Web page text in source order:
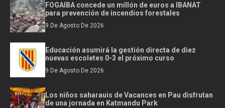
FOGAIBA concede un millón de euros a IBANAT
para prevención de incendios forestales
9 De Agosto De 2026
Educación asumirá la gestión directa de diez
nuevas escoletes 0-3 el próximo curso
9 De Agosto De 2026
Los niños saharauis de Vacances en Pau disfrutan
de una jornada en Katmandu Park